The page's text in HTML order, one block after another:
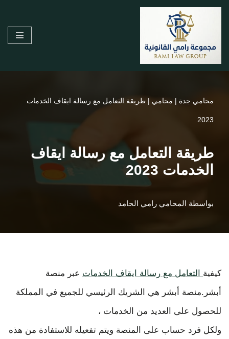
إلى
المحتوى
محامي جدة | محامي | طريقة التعامل مع رسالة ايقاف الخدمات
2023
طريقة التعامل مع رسالة ايقاف
الخدمات 2023
بواسطة المحامي رامي الحامد
كيفية التعامل مع رسالة ايقاف الخدمات عبر منصة
أبشر.منصة أبشر هي الشريك الرئيسي للجميع في المملكة
للحصول على العديد من الخدمات ،
ولكل فرد حساب على المنصة ويتم تفعيله للاستفادة من هذه